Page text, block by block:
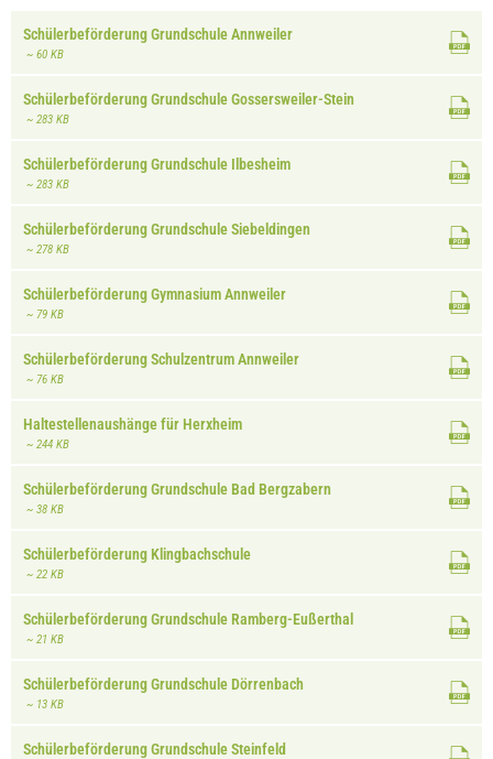
Schülerbeförderung Grundschule Annweiler
~ 60 KB
Schülerbeförderung Grundschule Gossersweiler-Stein
~ 283 KB
Schülerbeförderung Grundschule Ilbesheim
~ 283 KB
Schülerbeförderung Grundschule Siebeldingen
~ 278 KB
Schülerbeförderung Gymnasium Annweiler
~ 79 KB
Schülerbeförderung Schulzentrum Annweiler
~ 76 KB
Haltestellenaushänge für Herxheim
~ 244 KB
Schülerbeförderung Grundschule Bad Bergzabern
~ 38 KB
Schülerbeförderung Klingbachschule
~ 22 KB
Schülerbeförderung Grundschule Ramberg-Eußerthal
~ 21 KB
Schülerbeförderung Grundschule Dörrenbach
~ 13 KB
Schülerbeförderung Grundschule Steinfeld